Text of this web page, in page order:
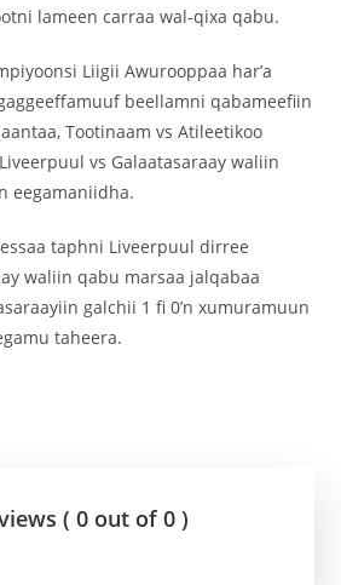
lameen carraa wal-qixa qabu.
Liigii Awurooppaa har’a
beellamni qabameefiin
Tootinaam vs Atileetikoo
vs Galaatasaraay waliin
eegamaniidha.
taphni Liveerpuul dirree
waliin qabu marsaa jalqabaa
galchii 1 fi 0’n xumuramuun
taheera.
( 0 out of 0 )